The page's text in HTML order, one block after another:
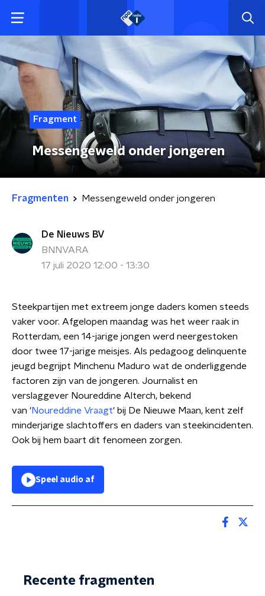
Fragment
Messengeweld onder jongeren
Fragmenten Messengeweld onder jongeren
De Nieuws BV
BNNVARA
17 juli 2020 12:00 - 13:30
Steekpartijen met extreem jonge daders komen steeds
vaker voor. Afgelopen maandag was het weer raak in
Rotterdam, een 14-jarige jongen werd neergestoken
door twee 17-jarige meisjes. Als pedagoog delinquente
jeugd begrijpt Minchenu Maduro wat de onderliggende
factoren zijn van de jongeren. Journalist en
verslaggever Noureddine Alterch, bekend
van 'Noureddine Vraagt' bij De Nieuwe Maan, kent zelf
minderjarige slachtoffers en daders van steekincidenten.
Ook bij hem baart dit fenomeen zorgen.
Speel audio af
Recente fragmenten